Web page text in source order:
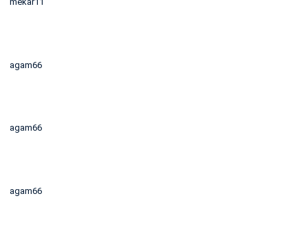
agam66
agam66
agam66